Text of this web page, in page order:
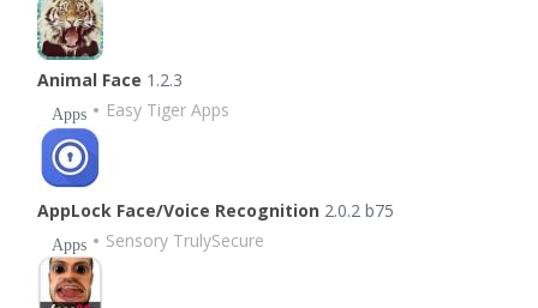
Animal Face 1.2.3
Apps Easy Tiger Apps
AppLock Face/Voice Recognition 2.0.2 b75
Apps Sensory TrulySecure